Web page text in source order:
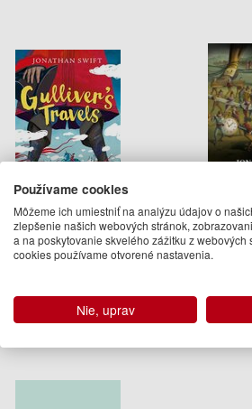
Gulliver's Travels
Na objednávku
Používame cookies
Môžeme ich umiestniť na analýzu údajov o
zlepšenie našich webových stránok,
a na poskytovanie skvelého zážitku z webových
cookies používame otvorené nastavenia.
Nie, uprav